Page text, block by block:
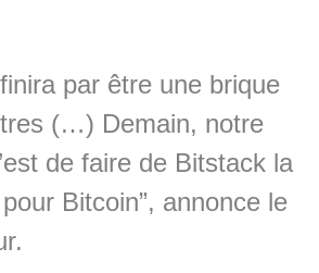
finira par être une brique
(…) Demain, notre
de faire de Bitstack la
Bitcoin”, annonce le